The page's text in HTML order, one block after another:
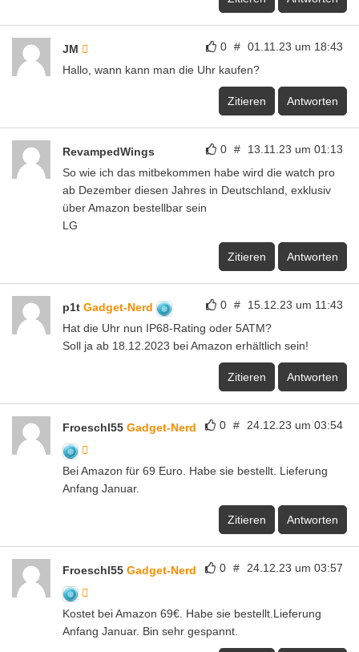
0 # 01.11.23 um 18:43
JM
Hallo, wann kann man die Uhr kaufen?
Zitieren Antworten
0 # 13.11.23 um 01:13
RevampedWings
So wie ich das mitbekommen habe wird die watch pro
ab Dezember diesen Jahres in Deutschland, exklusiv
über Amazon bestellbar sein
LG
Zitieren Antworten
0 # 15.12.23 um 11:43
p1t Gadget-Nerd
Hat die Uhr nun IP68-Rating oder 5ATM?
Soll ja ab 18.12.2023 bei Amazon erhältlich sein!
Zitieren Antworten
0 # 24.12.23 um 03:54
Froeschl55 Gadget-Nerd
Bei Amazon für 69 Euro. Habe sie bestellt. Lieferung
Anfang Januar.
Zitieren Antworten
0 # 24.12.23 um 03:57
Froeschl55 Gadget-Nerd
Kostet bei Amazon 69€. Habe sie bestellt.Lieferung
Anfang Januar. Bin sehr gespannt.